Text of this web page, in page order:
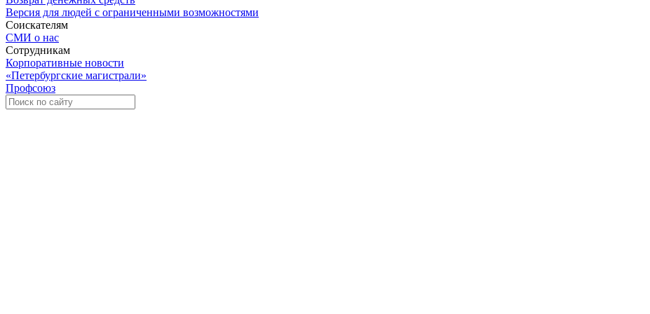
Версия для людей с ограниченными возможностями
Соискателям
СМИ о нас
Сотрудникам
Корпоративные новости
«Петербургские магистрали»
Профсоюз